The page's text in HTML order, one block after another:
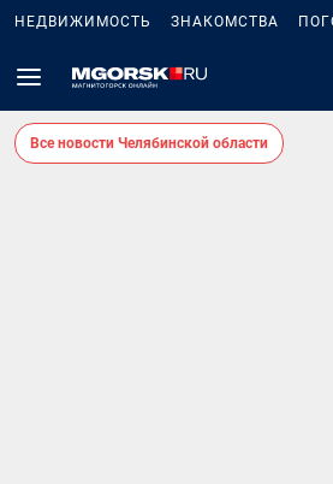
НЕДВИЖИМОСТЬ ЗНАКОМСТВА
Все новости Челябинской области